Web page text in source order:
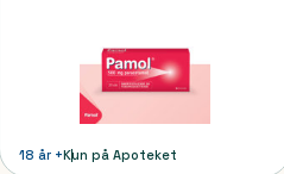
18 år +Kun på Apoteket